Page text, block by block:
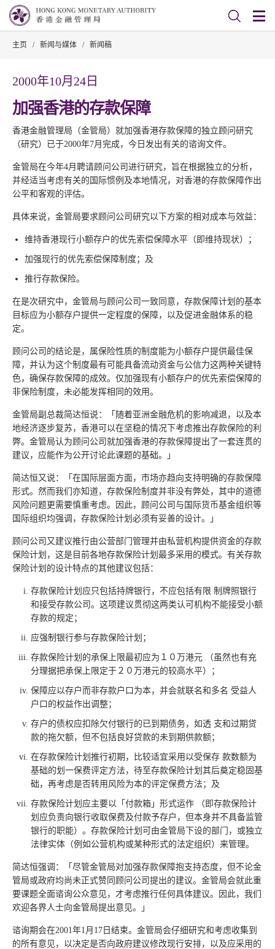
主页 / 新闻与媒体 / 新闻稿
2000年10月24日
加强香港的存款保障
香港金融管理局（金管局）就加强香港存款保障的独立顾问研究
（研究）已于2000年7月完成，今日发出有关的谘询文件。
金管局在今年4月聘请顾问公司进行研究，旨在根据独立的分析，
并经适当考虑有关的国际惯例及本地情况，对香港的存款保障作出
公平和客观的评估。
具体来说，金管局要求顾问公司研究以下方案的相对成本与效益：
维持香港现行小额存户的优先索偿保障水平（即维持现状）；
加强现行的优先索偿保障制度；及
推行存款保险。
在是次研究中，金管局与顾问公司一致同意，存款保障计划的基本
目标应为小额存户提供一定程度的保障，以及促进金融体系的稳
定。
顾问公司的结论是，属保险性质的制度能为小额存户提供最佳保
障，并认为这个制度最有可能具备流动资金与公信力这两种关键特
色，确保存款保障的成效。仅加强现有小额存户的优先索偿保障的
非保险制度，未必能发挥相同的效用。
金管局副总裁简达恒说：「随着亚洲金融危机的影响减退，以及本
地经济逐步复苏，香港可以在坚稳的情况下考虑推出存款保险的利
弊。金管局认为顾问公司就加强香港的存款保障提出了一套连贯的
建议，应能作为公开讨论此课题的基础。」
简达恒又说：「在国际层面方面，市场亦趋向支持明确的存款保障
形式。然而我们亦知道，存款保险制度并非没有弊处，其中的道德
风险问题更需要慎重考虑。因此，顾问公司与国际货币基金组织等
国际组织均强调，存款保险计划必须有妥善的设计。」
顾问公司又建议推行由公营部门管理并由私营机构提供资金的存款
保险计划，这是目前各地存款保险计划最多采用的模式。有关存款
保险计划的设计特点的其他建议包括：
存款保险计划应只包括持牌银行，不应包括有限 制牌照银行
和接受存款公司。这项建议贯彻这两类认可机构不能接受小额
存款的规定；
应强制银行参与存款保险计划；
存款保险计划的承保上限最初应为１０万港元 （虽然也有充
分理据把承保上限定于２０万港元的较高水平）；
保障应以存户而非存款户口为本，并会就联名和多名 受益人
户口的权益作出调整；
存户的债权应扣除欠付银行的已到期债务，如透 支和过期贷
款的拖欠额，但不包括良好贷款的未到期供款额；
在存款保险计划推行初期，比较适宜采用以受保存 款数额为
基础的划一保费评定方法，待至存款保险计划其后奠定稳固基
础，再考虑是否转用风险为本的评定保费方法；及
存款保险计划应主要以「付款箱」形式运作 （即存款保险计
划应负责向银行收取保费及付款予存户，但本身并不具备监管
银行的职能）。存款保险计划可由金管局下设的部门，或独立
法律实体（例如公营机构或某种形式的法定组织）来管理。
简达恒强调：「尽管金管局对加强存款保障抱支持态度，但不论金
管局或政府均尚未正式赞同顾问公司提出的建议。金管局会就此重
要课题全面谘询公众意见，才考虑推行任何具体建议。因此，我们
欢迎各界人士向金管局提出意见。」
谘询期会在2001年1月17日结束。金管局会仔细研究和考虑收集到
的所有意见，以决定是否向政府建议修改现行安排，以及应采用的